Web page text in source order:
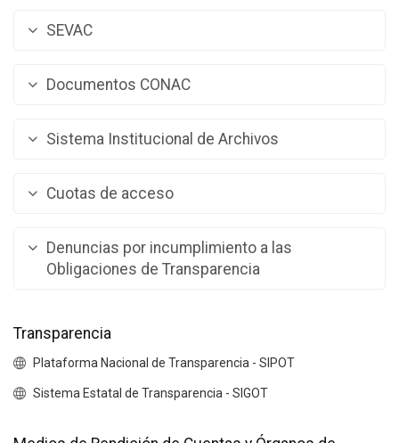
SEVAC
Documentos CONAC
Sistema Institucional de Archivos
Cuotas de acceso
Denuncias por incumplimiento a las
Obligaciones de Transparencia
Transparencia
Plataforma Nacional de Transparencia - SIPOT
Sistema Estatal de Transparencia - SIGOT